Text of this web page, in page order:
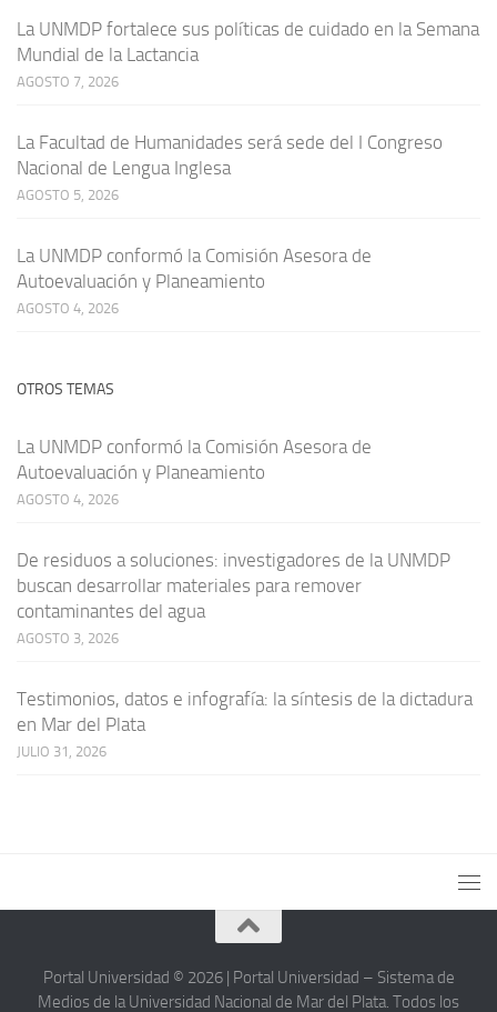
La UNMDP fortalece sus políticas de cuidado en la Semana
Mundial de la Lactancia
AGOSTO 7, 2026
La Facultad de Humanidades será sede del I Congreso
Nacional de Lengua Inglesa
AGOSTO 5, 2026
La UNMDP conformó la Comisión Asesora de
Autoevaluación y Planeamiento
AGOSTO 4, 2026
OTROS TEMAS
La UNMDP conformó la Comisión Asesora de
Autoevaluación y Planeamiento
AGOSTO 4, 2026
De residuos a soluciones: investigadores de la UNMDP
buscan desarrollar materiales para remover
contaminantes del agua
AGOSTO 3, 2026
Testimonios, datos e infografía: la síntesis de la dictadura
en Mar del Plata
JULIO 31, 2026
Portal Universidad © 2026 | Portal Universidad – Sistema de
Medios de la Universidad Nacional de Mar del Plata. Todos los